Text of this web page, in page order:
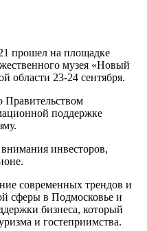
прошел на площадке
музея «Новый
области 23-24 сентября.
Правительством
поддержке
инвесторов,
современных трендов и
сферы в Подмосковье и
бизнеса, который
и гостеприимства.